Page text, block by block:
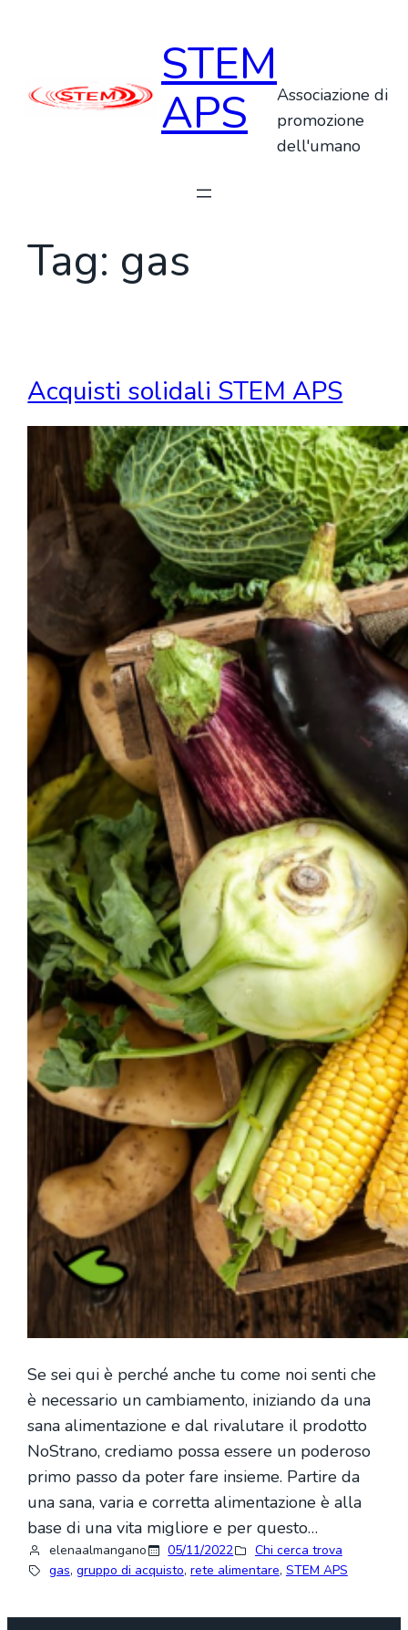
STEM
APS
Associazione di
promozione
dell'umano
Tag: gas
Acquisti solidali STEM APS
Se sei qui è perché anche tu come noi senti che
è necessario un cambiamento, iniziando da una
sana alimentazione e dal rivalutare il prodotto
NoStrano, crediamo possa essere un poderoso
primo passo da poter fare insieme. Partire da
una sana, varia e corretta alimentazione è alla
base di una vita migliore e per questo…
elenaalmangano 05/11/2022
Chi cerca trova
gas, gruppo di acquisto, rete alimentare, STEM APS